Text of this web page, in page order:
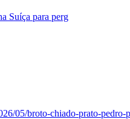
Suíça para perg
05/broto-chiado-prato-pedro-